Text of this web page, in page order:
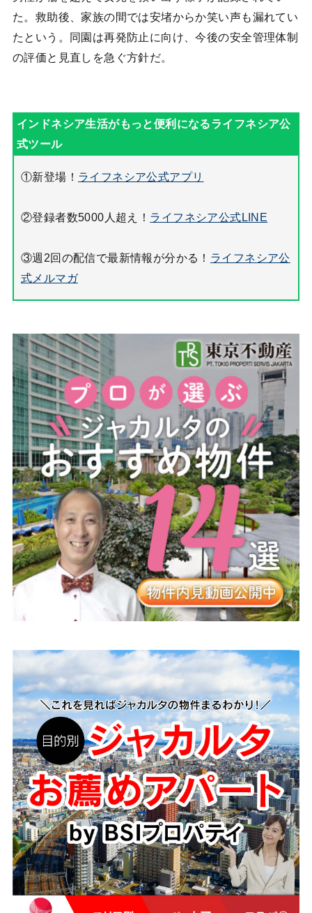
た。救助後、家族の間では安堵からか笑い声も漏れてい
たという。同園は再発防止に向け、今後の安全管理体制
の評価と見直しを急ぐ方針だ。
①新登場！ ライフネシア公式アプリ
②登録者数5000人超え！ ライフネシア公式LINE
③週2回の配信で最新情報が分かる！ ライフネシア公
式メルマガ